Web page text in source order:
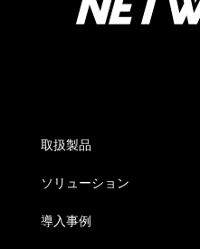
取扱製品
ソリューション
導入事例